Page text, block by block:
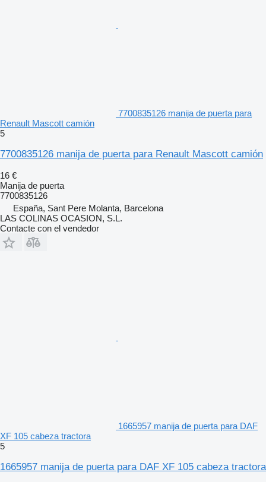
7700835126 manija de puerta para
Renault Mascott camión
5
7700835126 manija de puerta para Renault Mascott camión
16 €
Manija de puerta
7700835126
España, Sant Pere Molanta, Barcelona
LAS COLINAS OCASION, S.L.
Contacte con el vendedor
1665957 manija de puerta para DAF
XF 105 cabeza tractora
5
1665957 manija de puerta para DAF XF 105 cabeza tractora